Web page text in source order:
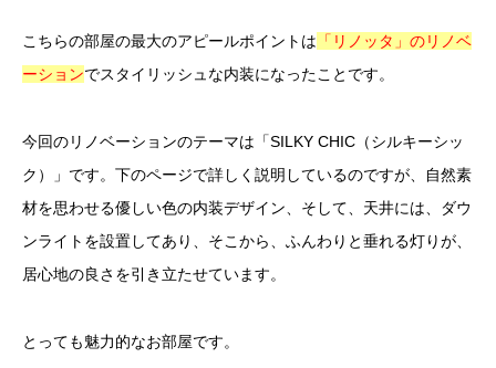
こちらの部屋の最大のアピールポイントは 「リノッタ」のリノベ
ーションでスタイリッシュな内装になったことです。
今回のリノベーションのテーマは「SILKY CHIC（シルキーシッ
ク）」です。下のページで詳しく説明しているのですが、自然素
材を思わせる優しい色の内装デザイン、そして、天井には、ダウ
ンライトを設置してあり、そこから、ふんわりと垂れる灯りが、
居心地の良さを引き立たせています。
とっても魅力的なお部屋です。